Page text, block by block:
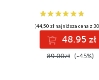
Analytics 4 dla
biznesu, e-
commerce,
marketerów.
Wydanie II
zaktualizowane i
(44,50 zł najniższa cena z
48.95 zł
89.00zł (-45%)